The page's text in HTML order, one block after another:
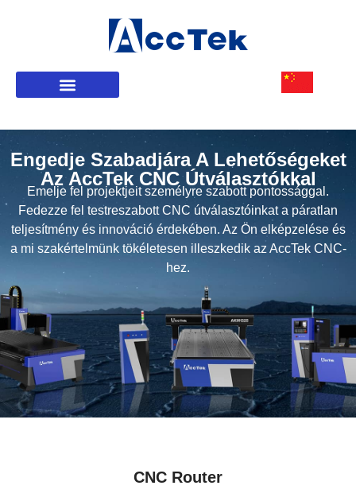
Engedje Szabadjára A Lehetőségeket
Az AccTek CNC Útválasztókkal
Emelje fel projektjeit személyre szabott pontossággal.
Fedezze fel testreszabott CNC útválasztóinkat a páratlan
teljesítmény és innováció érdekében. Az Ön elképzelése és
a mi szakértelmünk tökéletesen illeszkedik az AccTek CNC-
hez.
CNC Router